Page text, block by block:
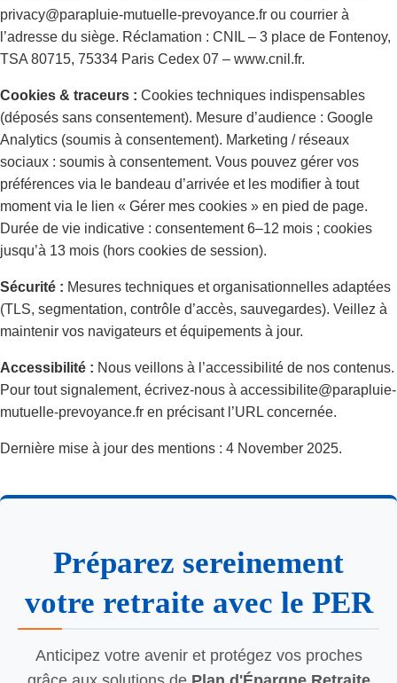
privacy@parapluie-mutuelle-prevoyance.fr ou courrier à
l’adresse du siège. Réclamation : CNIL – 3 place de Fontenoy,
TSA 80715, 75334 Paris Cedex 07 – www.cnil.fr.
Cookies & traceurs : Cookies techniques indispensables
(déposés sans consentement). Mesure d’audience : Google
Analytics (soumis à consentement). Marketing / réseaux
sociaux : soumis à consentement. Vous pouvez gérer vos
préférences via le bandeau d’arrivée et les modifier à tout
moment via le lien « Gérer mes cookies » en pied de page.
Durée de vie indicative : consentement 6–12 mois ; cookies
jusqu’à 13 mois (hors cookies de session).
Sécurité : Mesures techniques et organisationnelles adaptées
(TLS, segmentation, contrôle d’accès, sauvegardes). Veillez à
maintenir vos navigateurs et équipements à jour.
Accessibilité : Nous veillons à l’accessibilité de nos contenus.
Pour tout signalement, écrivez-nous à accessibilite@parapluie-
mutuelle-prevoyance.fr en précisant l’URL concernée.
Dernière mise à jour des mentions : 4 November 2025.
Préparez sereinement
votre retraite avec le PER
Anticipez votre avenir et protégez vos proches